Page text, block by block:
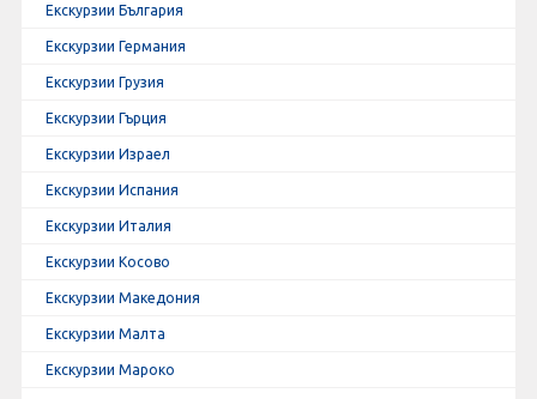
Екскурзии България
Екскурзии Германия
Екскурзии Грузия
Екскурзии Гърция
Екскурзии Израел
Екскурзии Испания
Екскурзии Италия
Екскурзии Косово
Екскурзии Македония
Екскурзии Малта
Екскурзии Мароко